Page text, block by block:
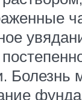
Болезнь